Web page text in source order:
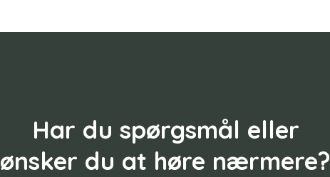
Har du spørgsmål eller
​ønsker du at høre nærmere?